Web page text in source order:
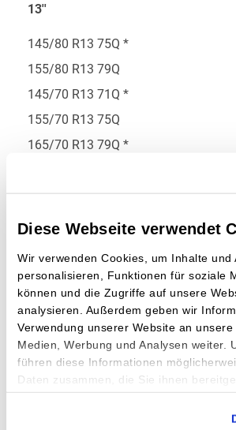
Diese Webseite verwendet
Wir verwenden Cookies, um Inhalte und
personalisieren, Funktionen für soziale
können und die Zugriffe auf unsere
analysieren. Außerdem geben wir
Verwendung unserer Website an
Medien, Werbung und Analysen weiter.
führen diese Informationen
Daten zusammen, die Sie ihnen
die sie im Rahmen Ihrer Nutzung der
13''
145/80 R13 75Q *
155/80 R13 79Q
145/70 R13 71Q *
155/70 R13 75Q
165/70 R13 79Q *
175/70 R14 84T*
15''
185/60 R15 84T *
185/60 R15 88T XL *
* With spike holes